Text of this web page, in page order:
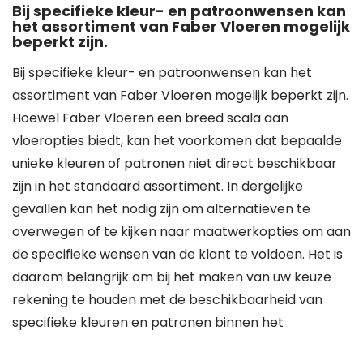
Bij specifieke kleur- en patroonwensen kan
het assortiment van Faber Vloeren mogelijk
beperkt zijn.
Bij specifieke kleur- en patroonwensen kan het
assortiment van Faber Vloeren mogelijk beperkt zijn.
Hoewel Faber Vloeren een breed scala aan
vloeropties biedt, kan het voorkomen dat bepaalde
unieke kleuren of patronen niet direct beschikbaar
zijn in het standaard assortiment. In dergelijke
gevallen kan het nodig zijn om alternatieven te
overwegen of te kijken naar maatwerkopties om aan
de specifieke wensen van de klant te voldoen. Het is
daarom belangrijk om bij het maken van uw keuze
rekening te houden met de beschikbaarheid van
specifieke kleuren en patronen binnen het